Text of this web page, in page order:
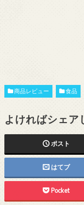
商品レビュー 食品
よければシェア
ポスト
はてブ
Pocket